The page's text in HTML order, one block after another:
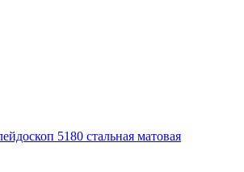
5180 стальная матовая